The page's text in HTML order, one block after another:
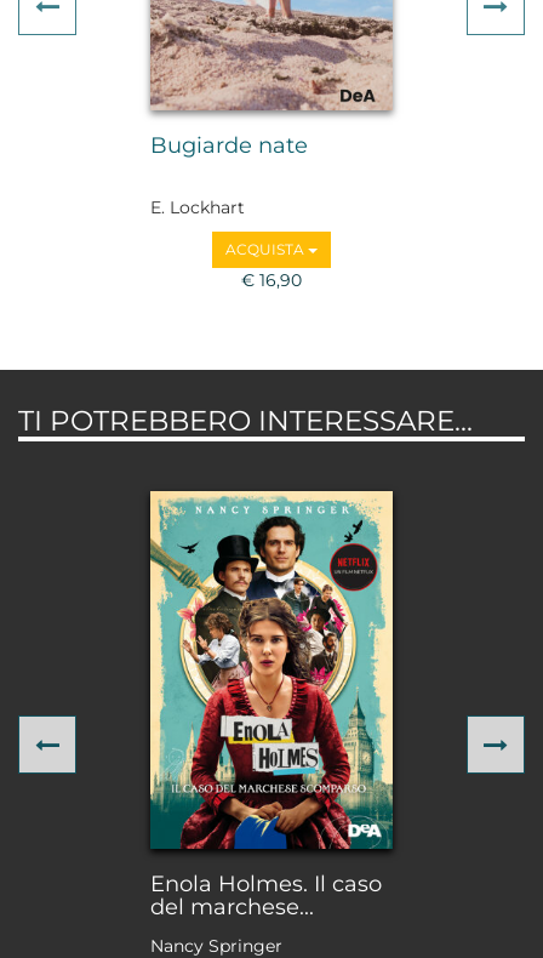
Bugiarde nate
E. Lockhart
ACQUISTA
€ 16,90
Previous
TI POTREBBERO INTERESSARE...
Enola Holmes. Il caso
del marchese...
Nancy Springer
Previous